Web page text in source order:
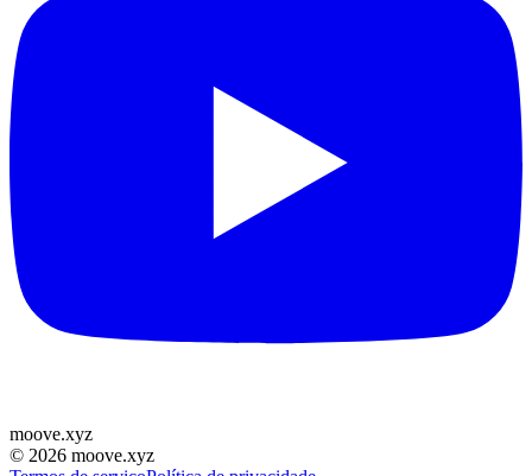
moove.xyz
© 2026 moove.xyz